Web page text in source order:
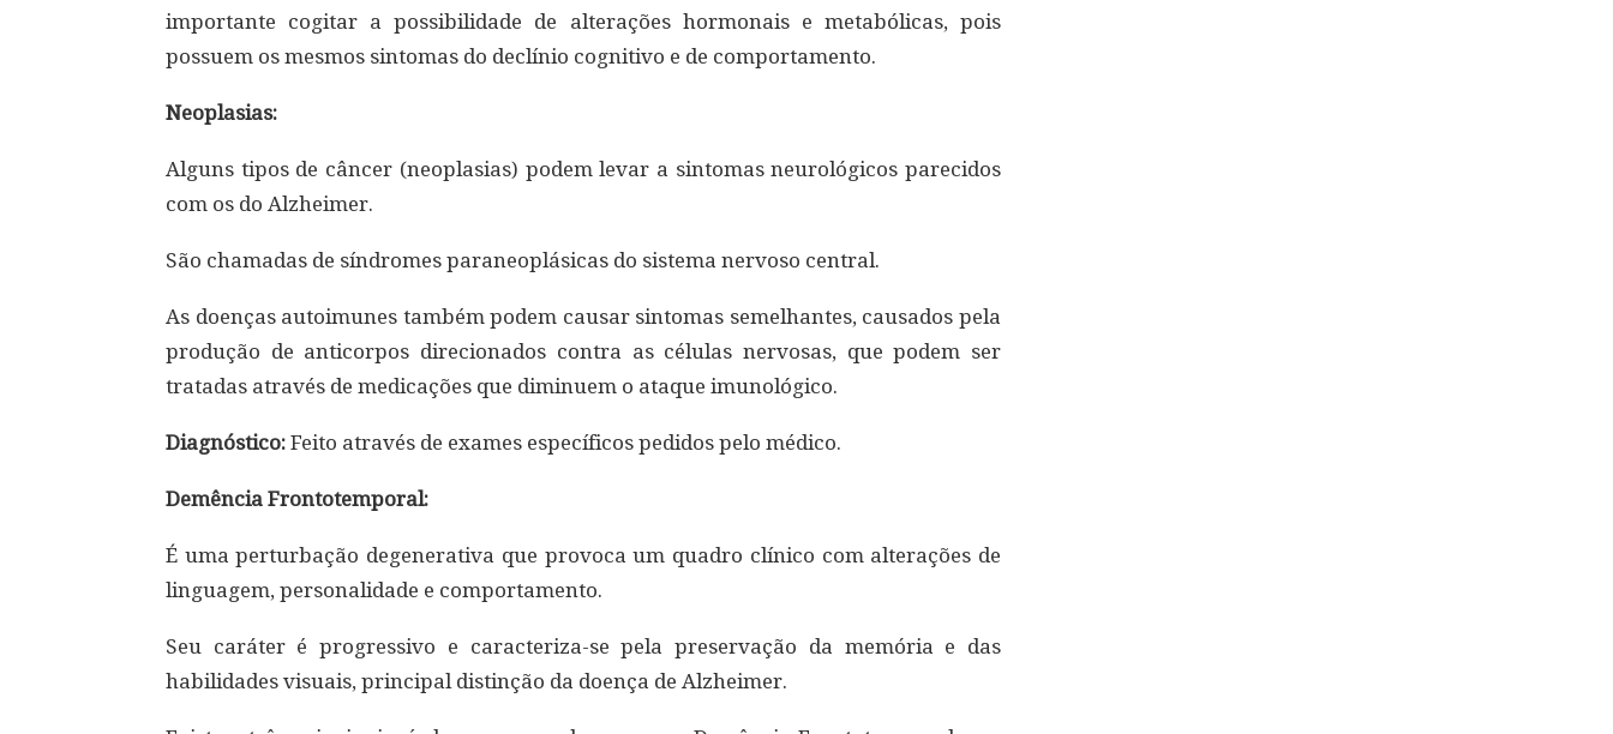
importante cogitar a possibilidade de alterações hormonais e metabólicas, pois
possuem os mesmos sintomas do declínio cognitivo e de comportamento.
Neoplasias:
Alguns tipos de câncer (neoplasias) podem levar a sintomas neurológicos parecidos
com os do Alzheimer.
São chamadas de síndromes paraneoplásicas do sistema nervoso central.
As doenças autoimunes também podem causar sintomas semelhantes, causados pela
produção de anticorpos direcionados contra as células nervosas, que podem ser
tratadas através de medicações que diminuem o ataque imunológico.
Diagnóstico: Feito através de exames específicos pedidos pelo médico.
Demência Frontotemporal:
É uma perturbação degenerativa que provoca um quadro clínico com alterações de
linguagem, personalidade e comportamento.
Seu caráter é progressivo e caracteriza-se pela preservação da memória e das
habilidades visuais, principal distinção da doença de Alzheimer.